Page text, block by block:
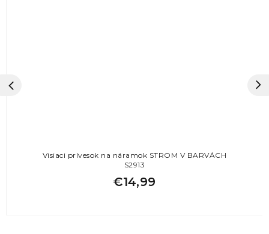
Visiaci prívesok na náramok STROM V BARVÁCH
S2913
€14,99